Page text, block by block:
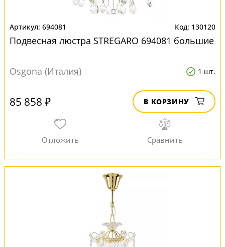
694081 130120
Подвесная люстра STREGARO 694081 большие
Osgona (Италия) 1 шт.
85 858 ₽ В КОРЗИНУ